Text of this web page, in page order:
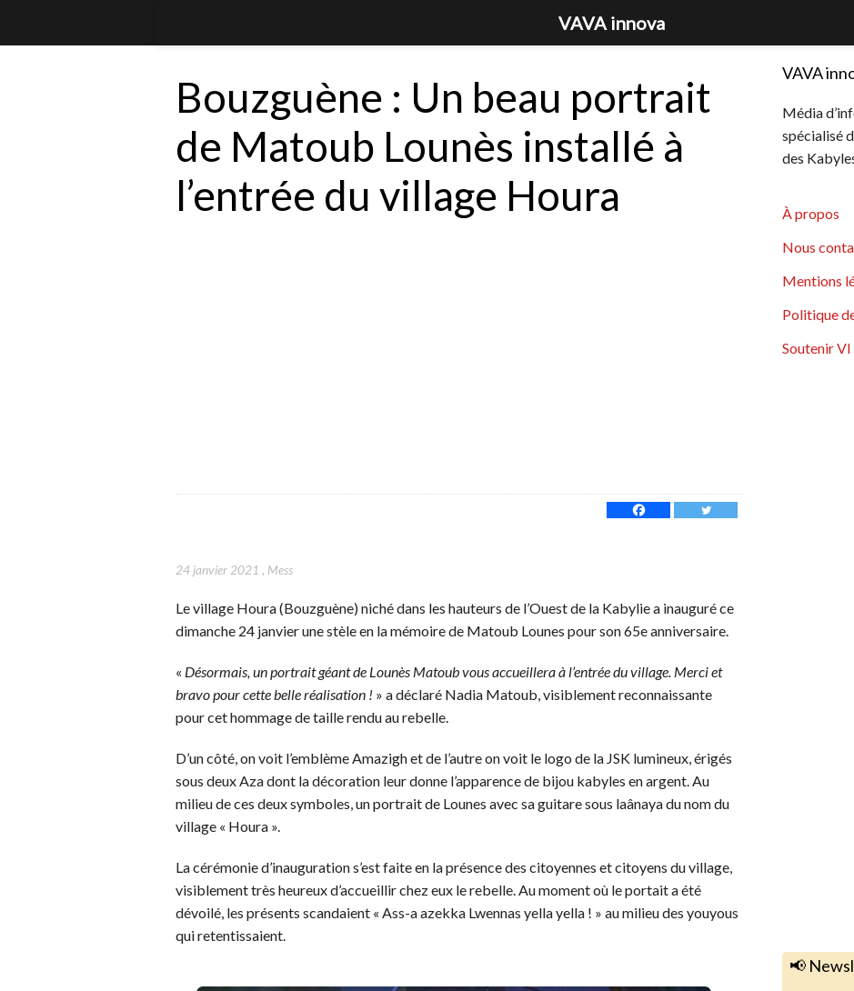
Bouzguène : Un beau portrait
de Matoub Lounès installé à
l’entrée du village Houra
24 janvier 2021 , Mess
Le village Houra (Bouzguène) niché dans les hauteurs de l’Ouest de la Kabylie a inauguré ce
dimanche 24 janvier une stèle en la mémoire de Matoub Lounes pour son 65e anniversaire.
« Désormais, un portrait géant de Lounès Matoub vous accueillera à l’entrée du village. Merci et
bravo pour cette belle réalisation ! » a déclaré Nadia Matoub, visiblement reconnaissante
pour cet hommage de taille rendu au rebelle.
D’un côté, on voit l’emblème Amazigh et de l’autre on voit le logo de la JSK lumineux, érigés
sous deux Aza dont la décoration leur donne l’apparence de bijou kabyles en argent. Au
milieu de ces deux symboles, un portrait de Lounes avec sa guitare sous laânaya du nom du
village « Houra ».
La cérémonie d’inauguration s’est faite en la présence des citoyennes et citoyens du village,
visiblement très heureux d’accueillir chez eux le rebelle. Au moment où le portait a été
dévoilé, les présents scandaient « Ass-a azekka Lwennas yella yella ! » au milieu des youyous
qui retentissaient.
VAVA
Média
spécialisé
des
À propos
Nous
Mentions
Politique
Soutenir VI
📢
VAVA innova